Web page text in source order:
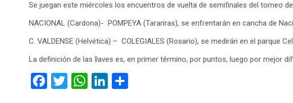
Se juegan este miércoles los encuentros de vuelta de semifinales del torneo
NACIONAL (Cardona)- POMPEYA (Tarariras), se enfrentarán en cancha de
C. VALDENSE (Helvética) – COLEGIALES (Rosario), se medirán en el parque
La definición de las llaves es, en primer término, por puntos, luego por mejor
F
T
W
Li